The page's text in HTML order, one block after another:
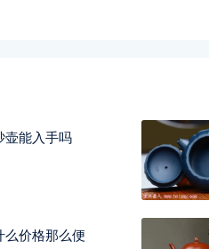
壶能入手吗
么价格那么便